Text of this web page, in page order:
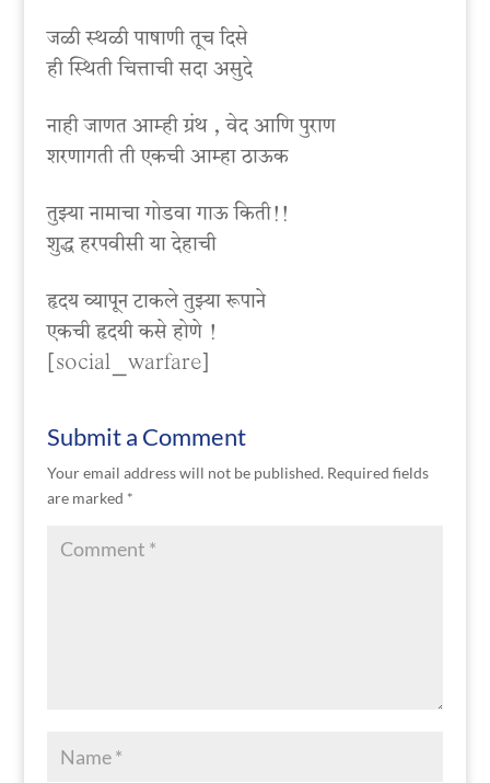
जळी स्थळी पाषाणी तूच दिसे
ही स्थिती चित्ताची सदा असुदे
नाही जाणत आम्ही ग्रंथ , वेद आणि पुराण
शरणागती ती एकची आम्हा ठाऊक
तुझ्या नामाचा गोडवा गाऊ किती!!
शुद्ध हरपवीसी या देहाची
हृदय व्यापून टाकले तुझ्या रूपाने
एकची हृदयी कसे होणे !
[social_warfare]
Submit a Comment
Your email address will not be published. Required fields
are marked *